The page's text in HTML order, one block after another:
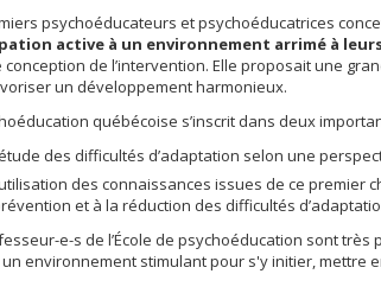
psychoéducateurs et psychoéducatrices
active à un environnement arrimé à
conception de l’intervention. Elle proposait une
un développement harmonieux.
québécoise s’inscrit dans deux
des difficultés d’adaptation selon une
des connaissances issues de ce premier
et à la réduction des difficultés
e-s de l’École de psychoéducation sont
un environnement stimulant pour s'y initier, mettre